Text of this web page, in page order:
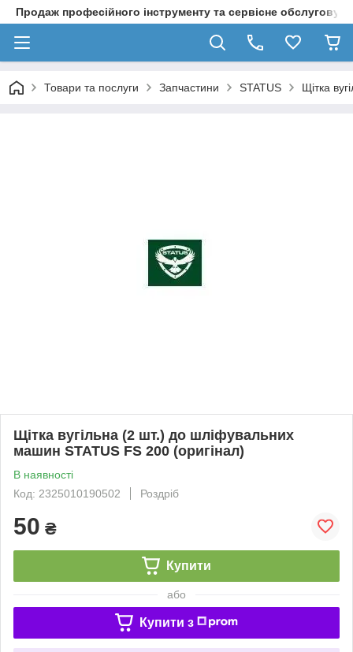
Продаж професійного інструменту та сервісне
Товари та послуги Запчастини STATUS Щітка
Щітка вугільна (2 шт.) до шліфувальних
машин STATUS FS 200 (оригінал)
В наявності
Код: 2325010190502
Роздріб
50 ₴
Купити
або
Купити з